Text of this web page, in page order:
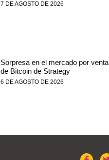
7 DE AGOSTO DE 2026
Sorpresa en el mercado por venta
de Bitcoin de Strategy
6 DE AGOSTO DE 2026